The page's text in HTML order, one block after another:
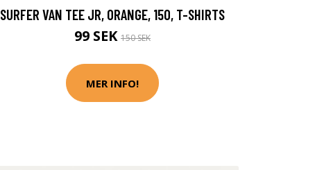
SURFER VAN TEE JR, ORANGE, 150, T-SHIRTS
99 SEK 150 SEK
MER INFO!